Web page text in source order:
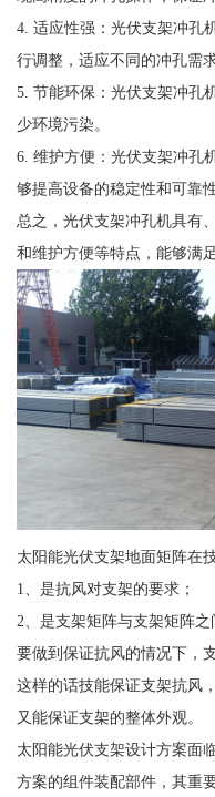
4. 适应性强：光伏支架冲孔
行调整，适应不同的冲孔需求
5. 节能环保：光伏支架冲孔
少环境污染。
6. 维护方便：光伏支架冲孔
够提高设备的稳定性和可靠性
总之，光伏支架冲孔机具有
和维护方便等特点，能够满
太阳能光伏支架地面矩阵在
1、是抗风对支架的要求；
2、是支架矩阵与支架矩阵之
要做到保证抗风的情况下，
这样的话技能保证支架抗风
又能保证支架的整体外观。
太阳能光伏支架设计方案面
方案的组件装配部件，其重